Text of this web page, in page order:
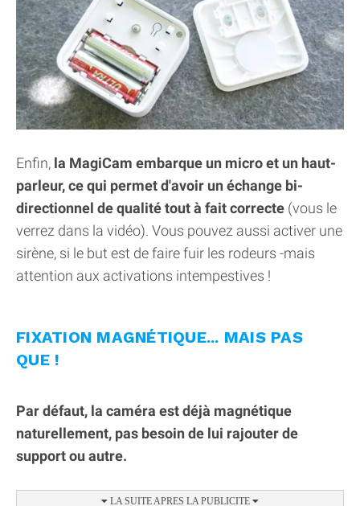
Enfin, la MagiCam embarque un micro et un haut-
parleur, ce qui permet d'avoir un échange bi-
directionnel de qualité tout à fait correcte (vous le
verrez dans la vidéo). Vous pouvez aussi activer une
sirène, si le but est de faire fuir les rodeurs -mais
attention aux activations intempestives !
FIXATION MAGNÉTIQUE... MAIS PAS
QUE !
Par défaut, la caméra est déjà magnétique
naturellement, pas besoin de lui rajouter de
support ou autre.